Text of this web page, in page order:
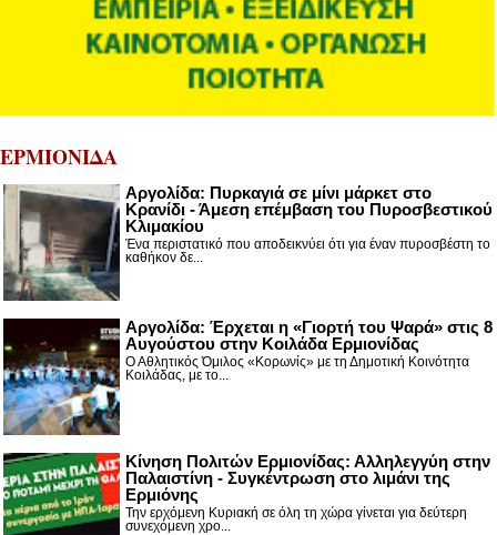
ΕΡΜΙΟΝΙΔΑ
Αργολίδα: Πυρκαγιά σε μίνι μάρκετ στο
Κρανίδι - Άμεση επέμβαση του Πυροσβεστικού
Κλιμακίου
Ένα περιστατικό που αποδεικνύει ότι για έναν πυροσβέστη το
καθήκον δε...
Αργολίδα: Έρχεται η «Γιορτή του Ψαρά» στις 8
Αυγούστου στην Κοιλάδα Ερμιονίδας
Ο Αθλητικός Όμιλος «Κορωνίς» με τη Δημοτική Κοινότητα
Κοιλάδας, με το...
Κίνηση Πολιτών Ερμιονίδας: Αλληλεγγύη στην
Παλαιστίνη - Συγκέντρωση στο λιμάνι της
Ερμιόνης
Την ερχόμενη Κυριακή σε όλη τη χώρα γίνεται για δεύτερη
συνεχόμενη χρο...